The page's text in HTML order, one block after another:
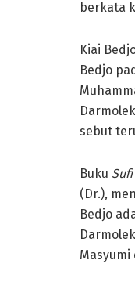
berkata
Kiai
Bedjo
sebut
Buku
(Dr.),
Bedjo